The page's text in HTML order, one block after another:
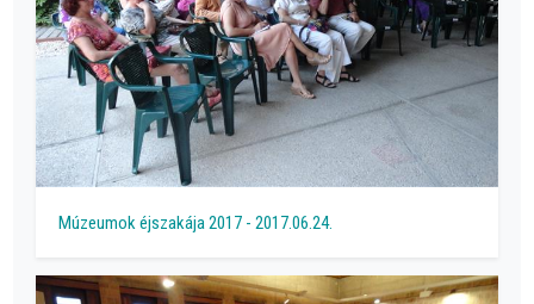
Múzeumok éjszakája 2017 - 2017.06.24.